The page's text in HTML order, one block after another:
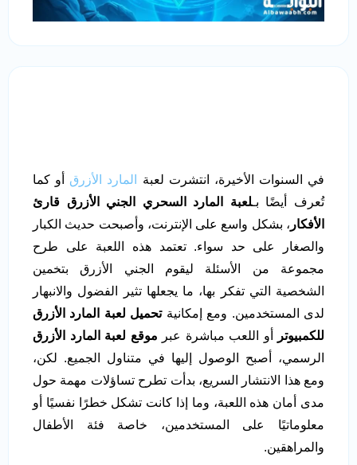
في السنوات الأخيرة، انتشرت لعبة المارد الأزرق أو كما
تُعرف أيضًا بـلعبة المارد السحري الجني الأزرق قارئ
الأفكار ، بشكل واسع على الإنترنت، وأصبحت حديث الكبار
والصغار على حد سواء. تعتمد هذه اللعبة على طرح
مجموعة من الأسئلة ليقوم الجني الأزرق بتخمين
الشخصية التي تفكر بها، ما يجعلها تثير الفضول والانبهار
لدى المستخدمين. ومع إمكانيةتحميل لعبة المارد الأزرق
للكمبيوتر
أو اللعب مباشرة عبر موقع لعبة المارد الأزرق
الرسمي، أصبح الوصول إليها في متناول الجميع. لكن،
ومع هذا الانتشار السريع، بدأت تطرح تساؤلات مهمة حول
مدى أمان هذه اللعبة، وما إذا كانت تشكل خطرًا نفسيًا أو
معلوماتيًا على المستخدمين، خاصة فئة الأطفال
والمراهقين.